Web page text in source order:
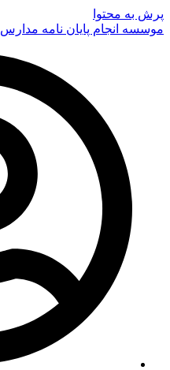
پرش به محتوا
موسسه انجام پایان نامه مدارس